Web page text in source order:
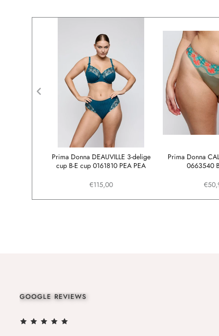
Prima Donna
0663540
Prima Donna DEAUVILLE 3-delige
cup B-E cup 0161810 PEA PEA
€115,00
GOOGLE REVIEWS